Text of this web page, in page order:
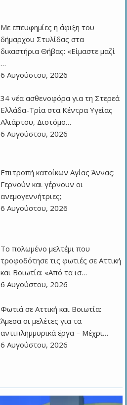
Με επευφημίες η άφιξη του
δήμαρχου Στυλίδας στα
δικαστήρια Θήβας: «Είμαστε μαζί
…
6 Αυγούστου, 2026
34 νέα ασθενοφόρα για τη Στερεά
Ελλάδα-Τρία στα Κέντρα Υγείας
Αλιάρτου, Διστόμο…
6 Αυγούστου, 2026
Επιτροπή κατοίκων Αγίας Άννας:
Γερνούν και γέρνουν οι
ανεμογεννήτριες;
6 Αυγούστου, 2026
Το πολωμένο μελτέμι που
τροφοδότησε τις φωτιές σε Αττική
και Βοιωτία: «Από τα ισ…
6 Αυγούστου, 2026
Φωτιά σε Αττική και Βοιωτία:
Άμεσα οι μελέτες για τα
αντιπλημμυρικά έργα – Μέχρι…
6 Αυγούστου, 2026